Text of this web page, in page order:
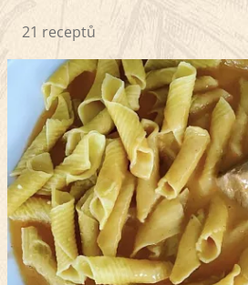
21 receptů